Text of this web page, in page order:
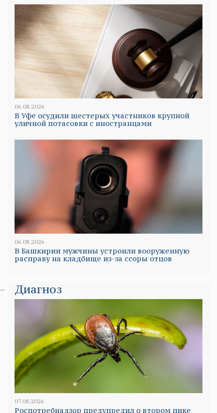
06.08.2026
В Уфе осудили шестерых участников крупной
уличной потасовки с иностранцами
06.08.2026
В Башкирии мужчины устроили вооруженную
расправу на кладбище из-за ссоры отцов
Диагноз
07.08.2026
Роспотребнадзор предупредил о втором пике